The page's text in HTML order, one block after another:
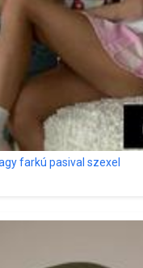
farkú pasival szexel